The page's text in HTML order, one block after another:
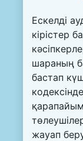
Ескелді
кірістер
шараның
бастап
жауап